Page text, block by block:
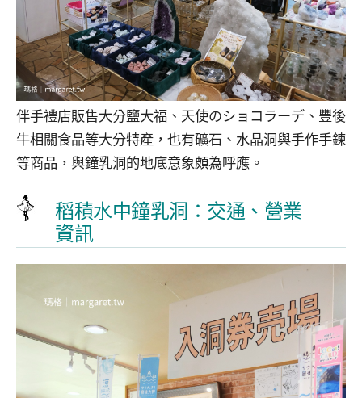
伴手禮店販售大分鹽大福、天使のショコラーデ、豐後
牛相關食品等大分特產，也有礦石、水晶洞與手作手鍊
等商品，與鐘乳洞的地底意象頗為呼應。
稻積水中鐘乳洞：交通、營業
資訊